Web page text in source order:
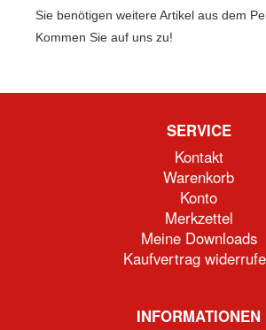
Sie benötigen weitere Artikel aus dem
Kommen Sie auf uns zu!
SERVICE
Kontakt
Warenkorb
Konto
Merkzettel
Meine Downloads
Kaufvertrag
INFORMATIONEN